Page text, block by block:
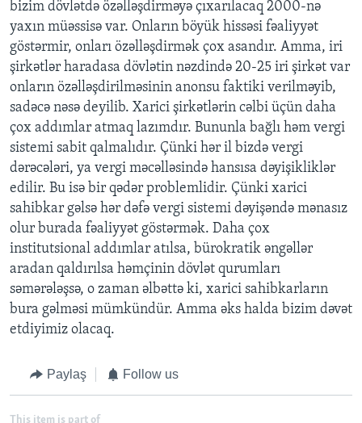
bizim dövlətdə özəlləşdirməyə çıxarılacaq 2000-nə
yaxın müəssisə var. Onların böyük hissəsi fəaliyyət
göstərmir, onları özəlləşdirmək çox asandır. Amma, iri
şirkətlər haradasa dövlətin nəzdində 20-25 iri şirkət var
onların özəlləşdirilməsinin anonsu faktiki verilməyib,
sadəcə nəsə deyilib. Xarici şirkətlərin cəlbi üçün daha
çox addımlar atmaq lazımdır. Bununla bağlı həm vergi
sistemi sabit qalmalıdır. Çünki hər il bizdə vergi
dərəcələri, ya vergi məcəlləsində hansısa dəyişikliklər
edilir. Bu isə bir qədər problemlidir. Çünki xarici
sahibkar gəlsə hər dəfə vergi sistemi dəyişəndə mənasız
olur burada fəaliyyət göstərmək. Daha çox
institutsional addımlar atılsa, bürokratik əngəllər
aradan qaldırılsa həmçinin dövlət qurumları
səmərələşsə, o zaman əlbəttə ki, xarici sahibkarların
bura gəlməsi mümkündür. Amma əks halda bizim dəvət
etdiyimiz olacaq.
Paylaş Follow us
This item is part of